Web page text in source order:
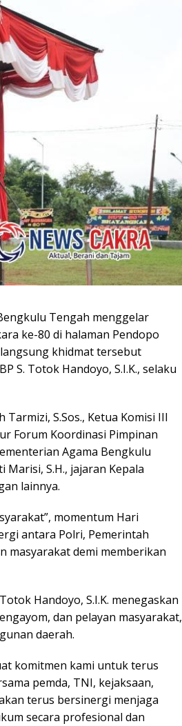
Tengah menggelar
ke-80 di halaman Pendopo
khidmat tersebut
S. Totok Handoyo, S.I.K., selaku
S.Sos., Ketua Komisi III
Forum Koordinasi Pimpinan
Agama Bengkulu
S.H., jajaran Kepala
lainnya.
momentum Hari
antara Polri, Pemerintah
masyarakat demi memberikan
Handoyo, S.I.K. menegaskan
dan pelayan masyarakat,
daerah.
komitmen kami untuk terus
pemda, TNI, kejaksaan,
terus bersinergi menjaga
secara profesional dan